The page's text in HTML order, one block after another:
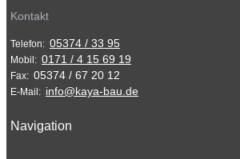
Kontakt
Telefon: 05374 / 33 95
Mobil: 0171 / 4 15 69 19
Fax: 05374 / 67 20 12
E-Mail: info@kaya-bau.de
Navigation